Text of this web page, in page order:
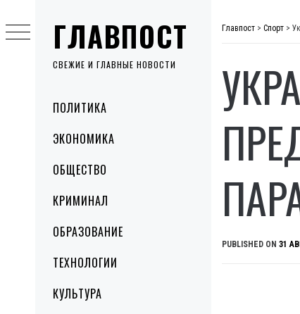
ГЛАВПОСТ
СВЕЖИЕ И ГЛАВНЫЕ НОВОСТИ
MenuПОЛИТИКА
ЭКОНОМИКА
ОБЩЕСТВО
КРИМИНАЛ
ОБРАЗОВАНИЕ
ТЕХНОЛОГИИ
КУЛЬТУРА
to
content
Главпост > Спорт >
PUBLISHED ON 31